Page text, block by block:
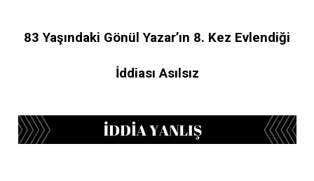
83 Yaşındaki Gönül Yazar’ın 8. Kez Evlendiği
İddiası Asılsız